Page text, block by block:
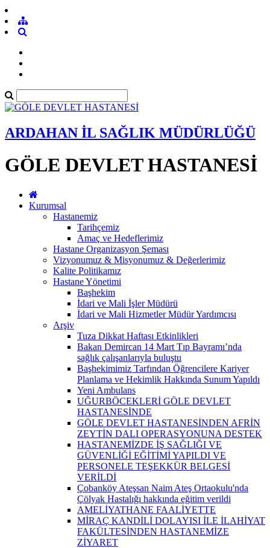
ARDAHAN İL SAĞLIK MÜDÜRLÜĞÜ
GÖLE DEVLET HASTANESİ
Kurumsal
Hastanemiz
Tarihçemiz
Amaç ve Hedeflerimiz
Hastane Organizasyon Şeması
Vizyonumuz & Misyonumuz & Değerlerimiz
Kalite Politikamız
Hastane Yönetimi
Başhekim
İdari ve Mali İşler Müdürü
İdari ve Mali Hizmetler Müdür Yardımcısı
Arşiv
Tuza Dikkat Haftası Etkinlikleri
Bakan Demircan 14 Mart Tıp Bayramı’nda
sağlık çalışanlarıyla buluştu
Başhekimimiz Tarfından Öğrencilere Kariyer
Planlama ve Hekimlik Hakkında Sunum Yapıldı
Yeni Ambulans
UĞURBÖCEKLERİ GÖLE DEVLET
HASTANESİNDE
GÖLE DEVLET HASTANESİNDEN AFRİN
ZEYTİN DALI OPERASYONUNA DESTEK
HASTANEMİZDE İŞ SAĞLIĞI VE
GÜVENLİĞİ EĞİTİMİ YAPILDI VE
PERSONELE TEŞEKKÜR BELGESİ
VERİLDİ
Çobanköy Ateşsan Naim Ateş Ortaokulu'nda
Çölyak Hastalığı hakkında eğitim verildi
AMELİYATHANE FAALİYETTE
MİRAÇ KANDİLİ DOLAYISI İLE İLAHİYAT
FAKÜLTESİNDEN HASTANEMİZE
ZİYARET